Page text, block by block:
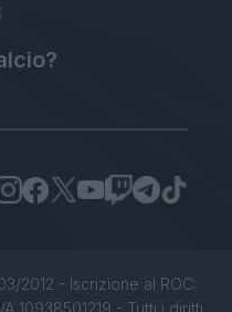
2012 - Iscrizione al ROC:
10938501219 - Tutti i diritti